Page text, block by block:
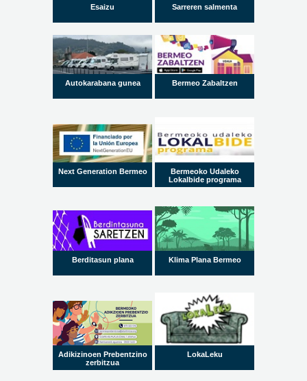
Esaizu Sarreren salmenta
Autokarabana gunea Bermeo Zabaltzen
Next Generation Bermeo
Bermeoko Udaleko
Lokalbide programa
Berditasun plana Klima Plana Bermeo
Adikizinoen Prebentzino
zerbitzua
LokaLeku